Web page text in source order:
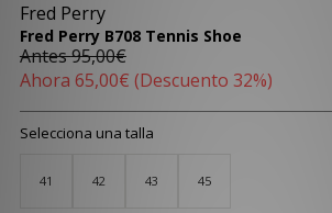
Fred Perry
Fred Perry B708 Tennis Shoe
Antes95,00€
Ahora 65,00€ (Descuento 32%)
Selecciona una talla
41 42 43 45